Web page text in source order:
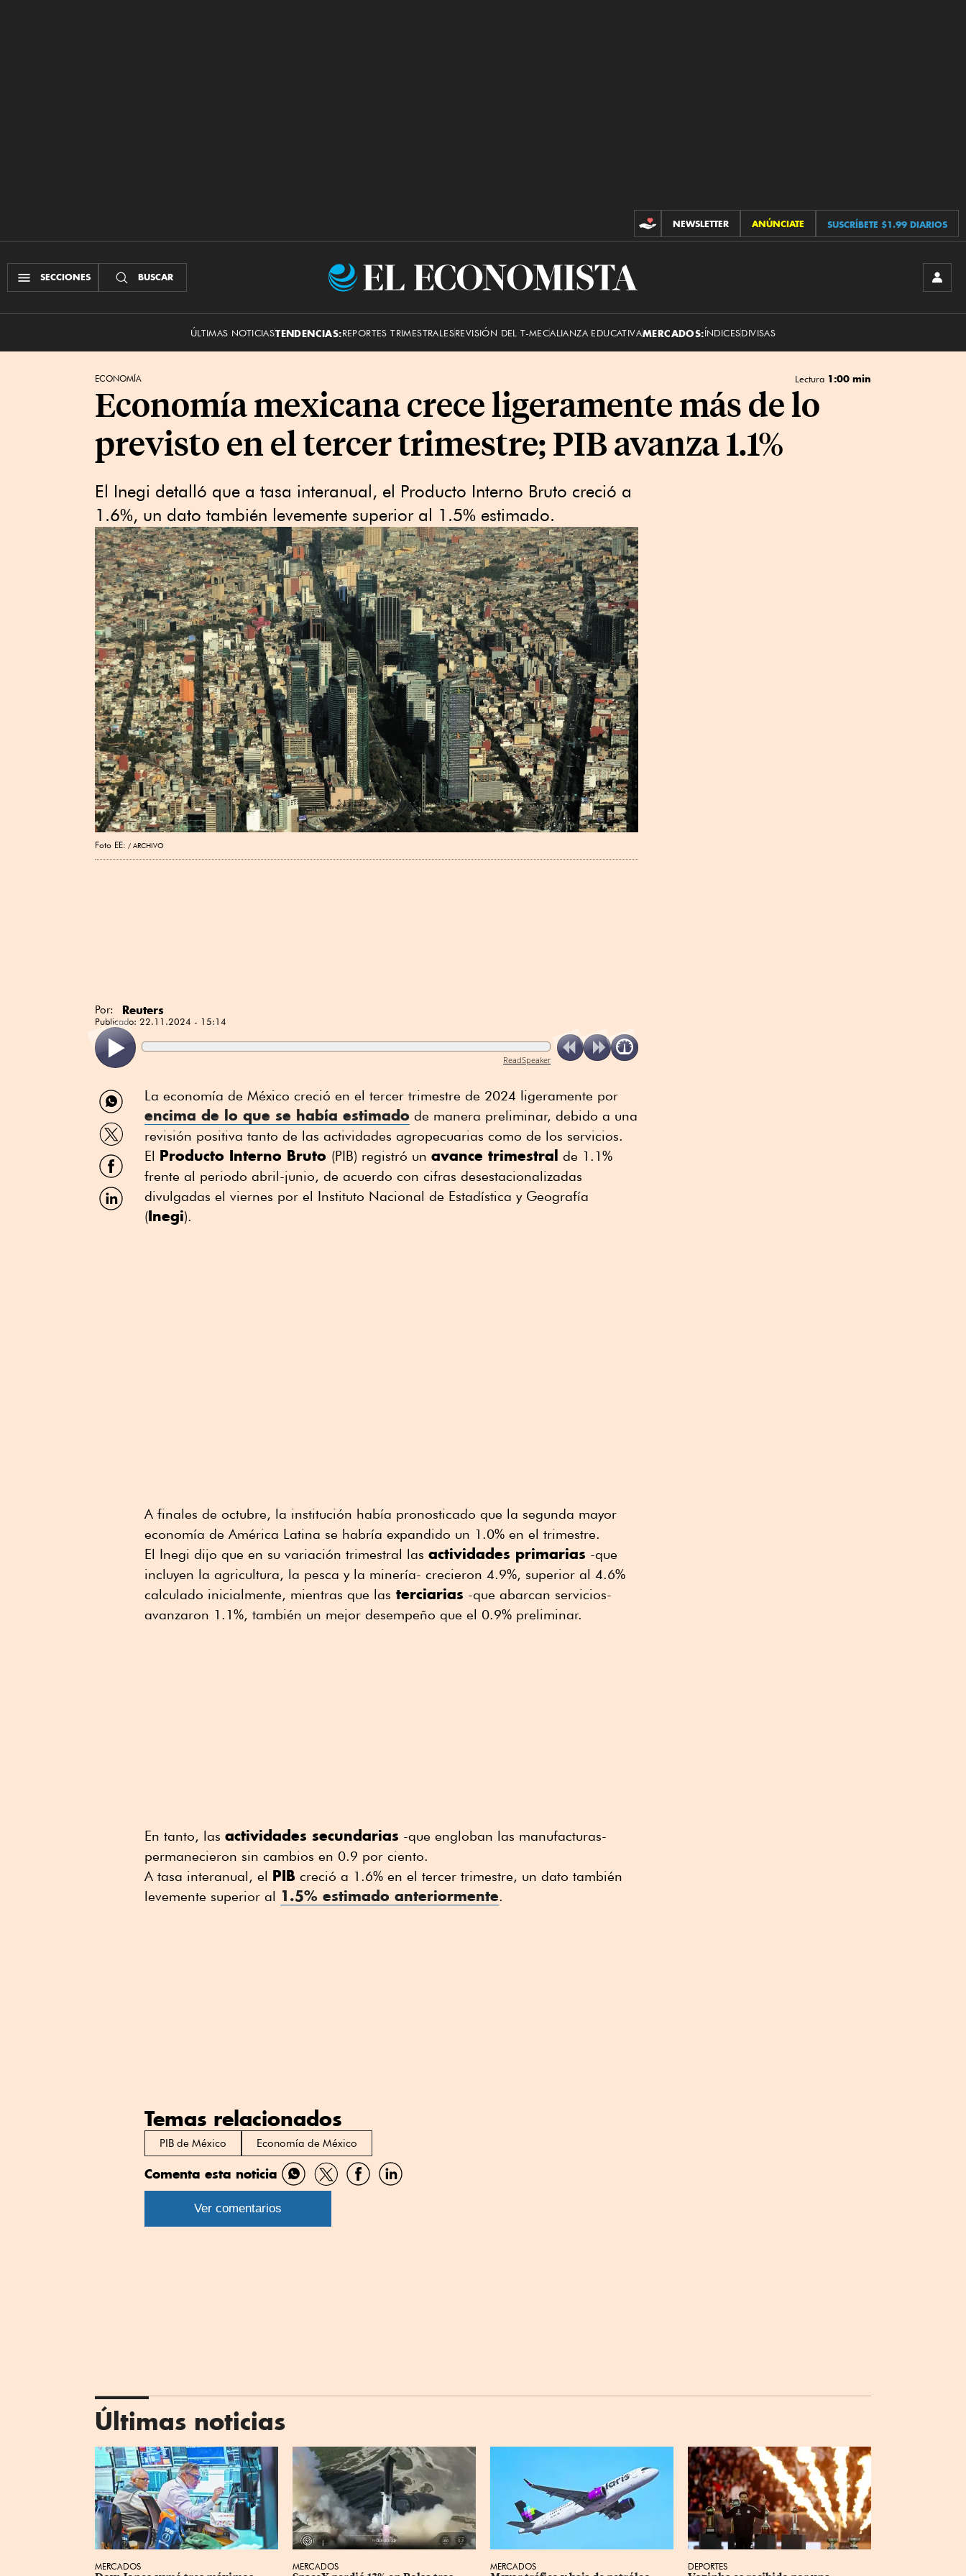
CONTRIBUCIONES
NEWSLETTER ANÚNCIATE SUSCRÍBETE $1.99 DIARIOS
SECCIONES BUSCAR
El
ÚLTIMAS NOTICIASTENDENCIAS:REPORTES TRIMESTRALESREVISIÓN DEL T-MECALIANZA EDUCATIVAMERCADOS:ÍNDICESDIVISAS
ECONOMÍA Lectura 1:00 min
Economía mexicana crece ligeramente más de lo
previsto en el tercer trimestre; PIB avanza 1.1%
El Inegi detalló que a tasa interanual, el Producto Interno Bruto creció a
1.6%, un dato también levemente superior al 1.5% estimado.
Foto EE: ARCHIVO
Por: Reuters
Publicado: 22.11.2024 - 15:14
ReadSpeaker
Compartir
por
WhatsApp
Compartir
por
Twitter
Compartir
por
Facebook
Compartir
por
La economía de México creció en el tercer trimestre de 2024 ligeramente por
encima de lo que se había estimado de manera preliminar, debido a una
revisión positiva tanto de las actividades agropecuarias como de los servicios.
El Producto Interno Bruto (PIB) registró un avance trimestral de 1.1%
frente al periodo abril-junio, de acuerdo con cifras desestacionalizadas
divulgadas el viernes por el Instituto Nacional de Estadística y Geografía
(Inegi).
A finales de octubre, la institución había pronosticado que la segunda mayor
economía de América Latina se habría expandido un 1.0% en el trimestre.
El Inegi dijo que en su variación trimestral las actividades primarias -que
incluyen la agricultura, la pesca y la minería- crecieron 4.9%, superior al 4.6%
calculado inicialmente, mientras que las terciarias -que abarcan servicios-
avanzaron 1.1%, también un mejor desempeño que el 0.9% preliminar.
En tanto, las actividades secundarias -que engloban las manufacturas-
permanecieron sin cambios en 0.9 por ciento.
A tasa interanual, el PIB creció a 1.6% en el tercer trimestre, un dato también
levemente superior al 1.5% estimado anteriormente.
Temas relacionados
PIB de México Economía de México
Comenta esta noticia
Compartir
por
Compartir
por
CompartirCompartir
Ver comentarios
Últimas noticias
MERCADOS MERCADOS MERCADOS DEPORTES